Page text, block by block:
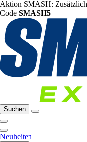
Aktion SMASH:
Code SMASH5
Suchen
Neuheiten